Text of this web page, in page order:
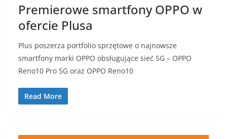
Premierowe smartfony OPPO w
ofercie Plusa
Plus poszerza portfolio sprzętowe o najnowsze
smartfony marki OPPO obsługujące sieć 5G – OPPO
Reno10 Pro 5G oraz OPPO Reno10
Read More